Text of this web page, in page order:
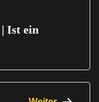
Ist ein